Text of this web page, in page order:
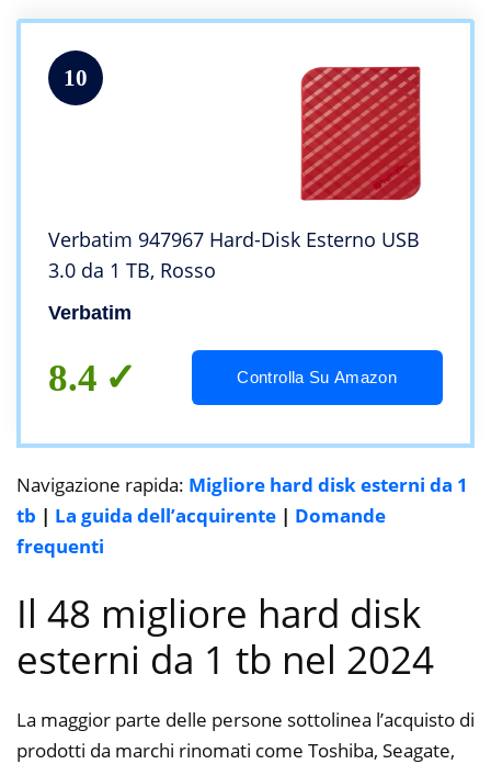
10
Verbatim 947967 Hard-Disk Esterno USB
3.0 da 1 TB, Rosso
Verbatim
8.4 Controlla Su Amazon
Navigazione rapida: Migliore hard disk esterni da 1
tb | La guida dell’acquirente | Domande
frequenti
Il 48 migliore hard disk
esterni da 1 tb nel 2024
La maggior parte delle persone sottolinea l’acquisto di
prodotti da marchi rinomati come Toshiba, Seagate,